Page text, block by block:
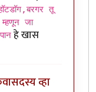
तू
जा
हे खास
सदस्य व्हा